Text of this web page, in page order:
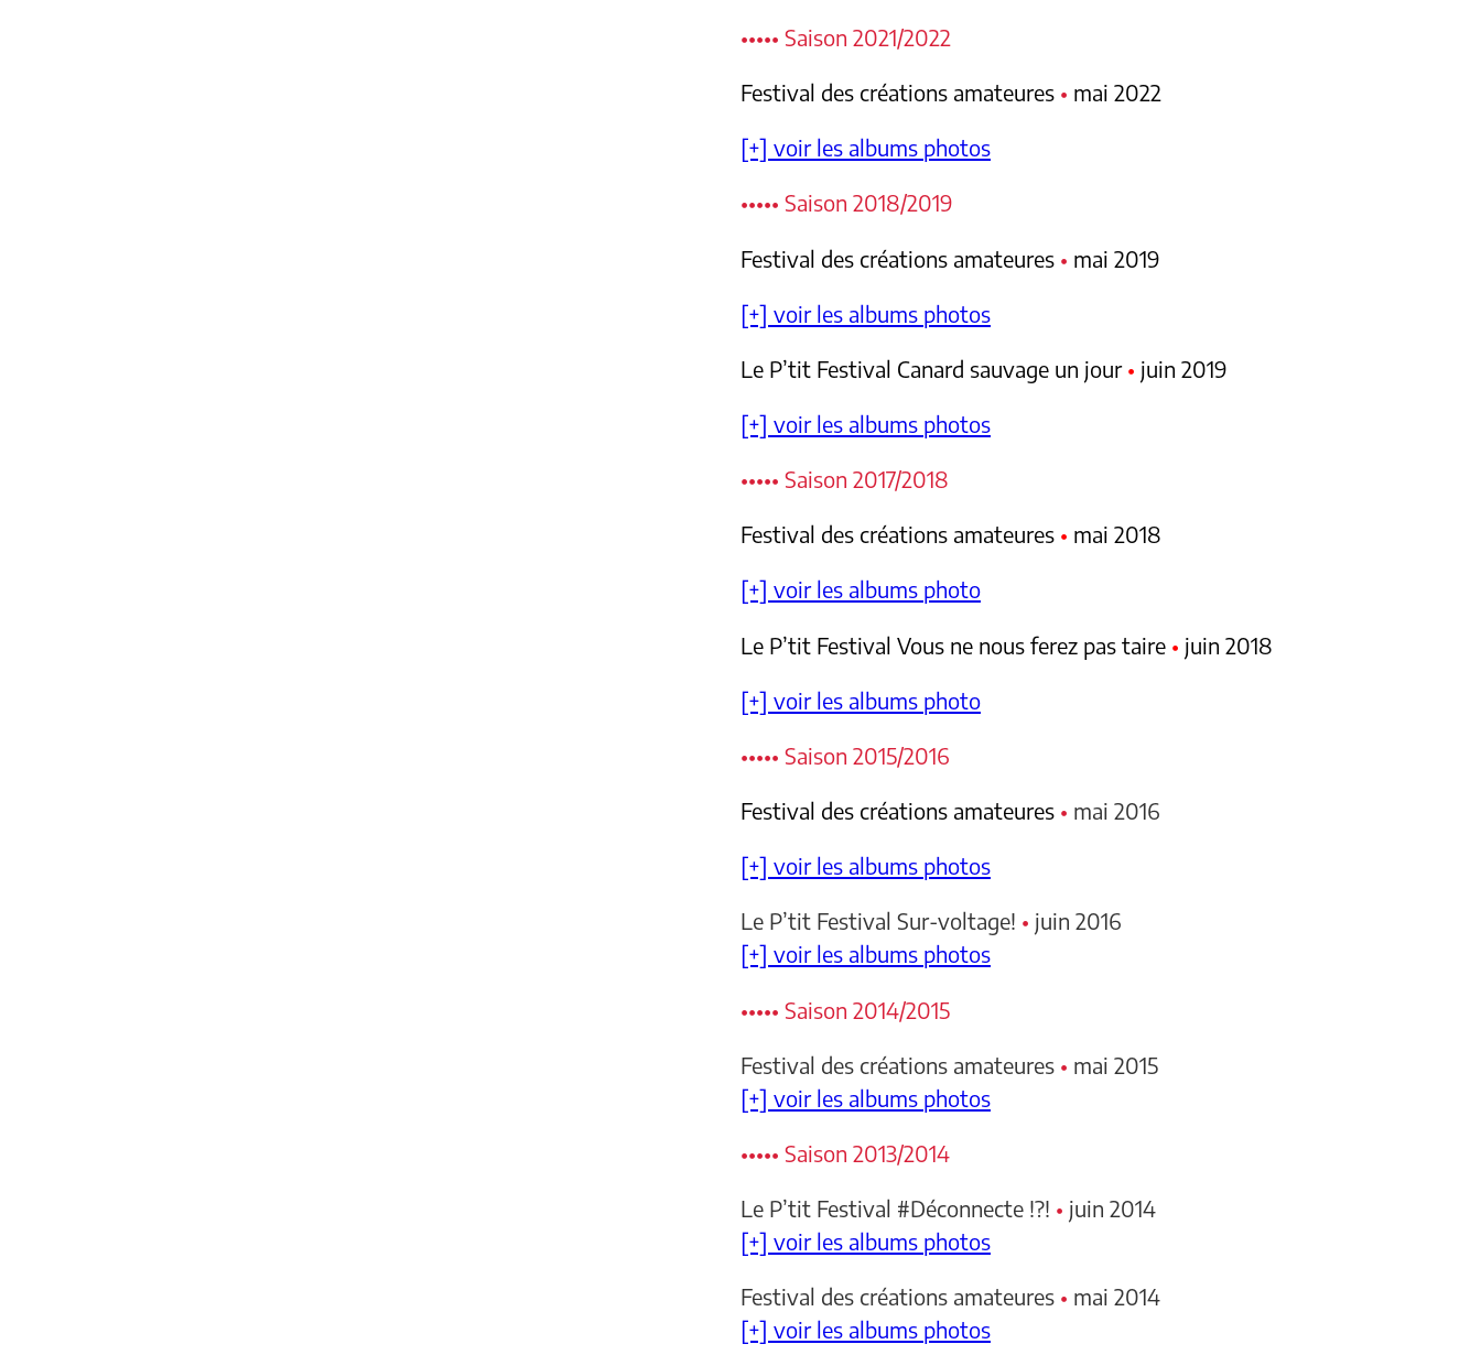
••••• Saison 2021/2022
Festival des créations amateures • mai 2022
[+] voir les albums photos
••••• Saison 2018/2019
Festival des créations amateures • mai 2019
[+] voir les albums photos
Le P’tit Festival Canard sauvage un jour • juin 2019
[+] voir les albums photos
••••• Saison 2017/2018
Festival des créations amateures • mai 2018
[+] voir les albums photo
Le P’tit Festival Vous ne nous ferez pas taire • juin 2018
[+] voir les albums photo
••••• Saison 2015/2016
Festival des créations amateures • mai 2016
[+] voir les albums photos
Le P’tit Festival Sur-voltage! • juin 2016
[+] voir les albums photos
••••• Saison 2014/2015
Festival des créations amateures • mai 2015
[+] voir les albums photos
••••• Saison 2013/2014
Le P’tit Festival #Déconnecte !?! • juin 2014
[+] voir les albums photos
Festival des créations amateures • mai 2014
[+] voir les albums photos